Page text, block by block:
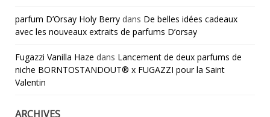
parfum D’Orsay Holy Berry dans De belles idées cadeaux
avec les nouveaux extraits de parfums D’orsay
Fugazzi Vanilla Haze dans Lancement de deux parfums de
niche BORNTOSTANDOUT® x FUGAZZI pour la Saint
Valentin
ARCHIVES